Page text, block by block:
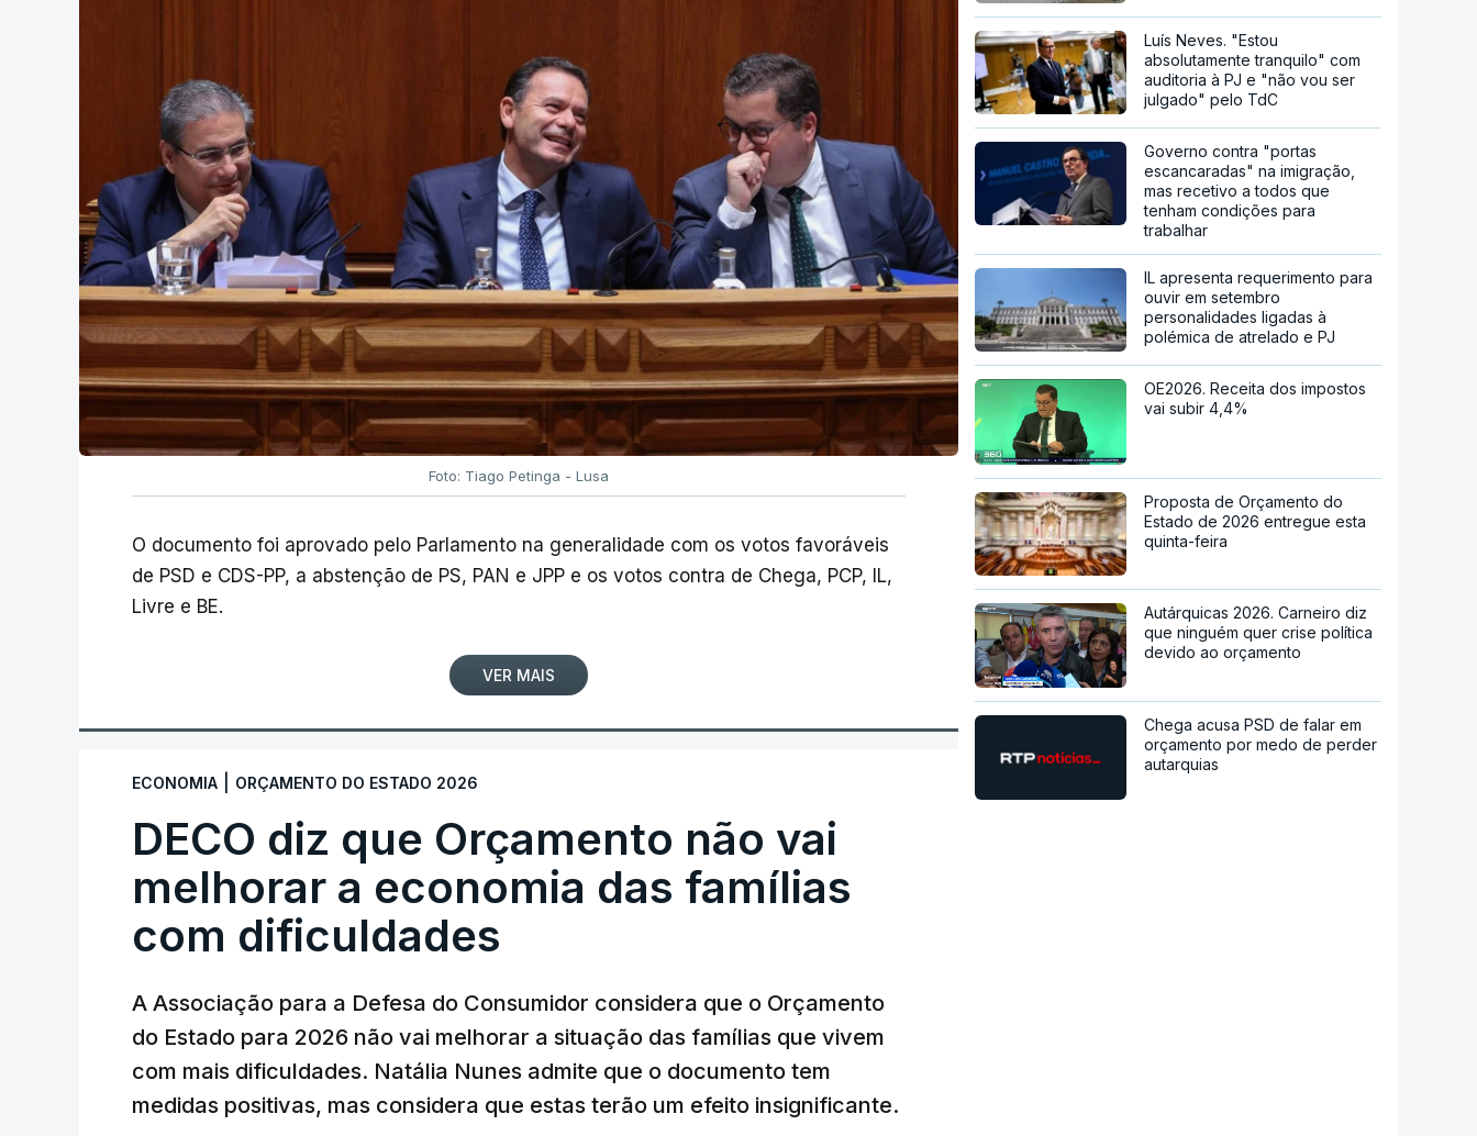
Foto: Tiago Petinga - Lusa
O documento foi aprovado pelo Parlamento na generalidade com os votos favoráveis
de PSD e CDS-PP, a abstenção de PS, PAN e JPP e os votos contra de Chega, PCP, IL,
Livre e BE.
VER MAIS
ECONOMIA ORÇAMENTO DO ESTADO 2026
DECO diz que Orçamento não vai
melhorar a economia das famílias
com dificuldades
A Associação para a Defesa do Consumidor considera que o Orçamento
do Estado para 2026 não vai melhorar a situação das famílias que vivem
com mais dificuldades. Natália Nunes admite que o documento tem
medidas positivas, mas considera que estas terão um efeito insignificante.
Luís Neves. "Estou
absolutamente tranquilo" com
auditoria à PJ e "não vou ser
julgado" pelo TdC
Governo contra "portas
escancaradas" na imigração,
mas recetivo a todos que
tenham condições para
trabalhar
IL apresenta requerimento para
ouvir em setembro
personalidades ligadas à
polémica de atrelado e PJ
OE2026. Receita dos impostos
vai subir 4,4%
Proposta de Orçamento do
Estado de 2026 entregue esta
quinta-feira
Autárquicas 2026. Carneiro diz
que ninguém quer crise política
devido ao orçamento
Chega acusa PSD de falar em
orçamento por medo de perder
autarquias